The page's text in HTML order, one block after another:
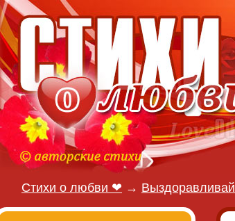
Стихи о любви ❤ → Выздоравливай